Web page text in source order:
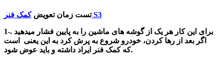
تست زمان تعویضکمک فنر S3
1-برای این کار هر یک از گوشه های ماشین را به پایین فشار میدهید .
اگر بعد از رها کردن، خودرو شروع به پرش کرد به این یعنی است
که کمک فنر ایراد داشته و باید عوض شود.